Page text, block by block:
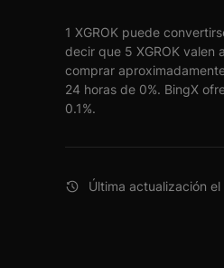
1 XGROK puede
decir que 5 XGROK valen
comprar
24 horas de 0%. BingX
0.1%.
Última actualización